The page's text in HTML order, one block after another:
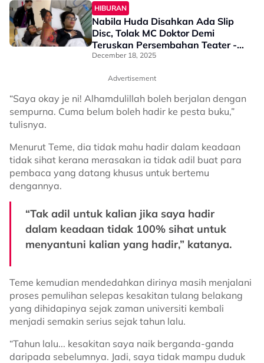
HIBURAN
Nabila Huda Disahkan Ada Slip
Disc, Tolak MC Doktor Demi
Teruskan Persembahan Teater -
“Orang Dah Beli Tiket, Siapa Nak
December 18, 2025
Advertisement
“Saya okay je ni! Alhamdulillah boleh berjalan dengan
sempurna. Cuma belum boleh hadir ke pesta buku,”
tulisnya.
Menurut Teme, dia tidak mahu hadir dalam keadaan
tidak sihat kerana merasakan ia tidak adil buat para
pembaca yang datang khusus untuk bertemu
dengannya.
“Tak adil untuk kalian jika saya hadir
dalam keadaan tidak 100% sihat untuk
menyantuni kalian yang hadir,” katanya.
Teme kemudian mendedahkan dirinya masih menjalani
proses pemulihan selepas kesakitan tulang belakang
yang dihidapinya sejak zaman universiti kembali
menjadi semakin serius sejak tahun lalu.
“Tahun lalu... kesakitan saya naik berganda-ganda
daripada sebelumnya. Jadi, saya tidak mampu duduk